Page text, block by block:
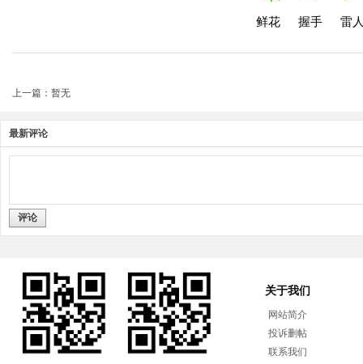
鲜花 握手 雷
上一篇：暂无
最新评论
评论
关于我们
网站简介
投诉删帖
联系我们